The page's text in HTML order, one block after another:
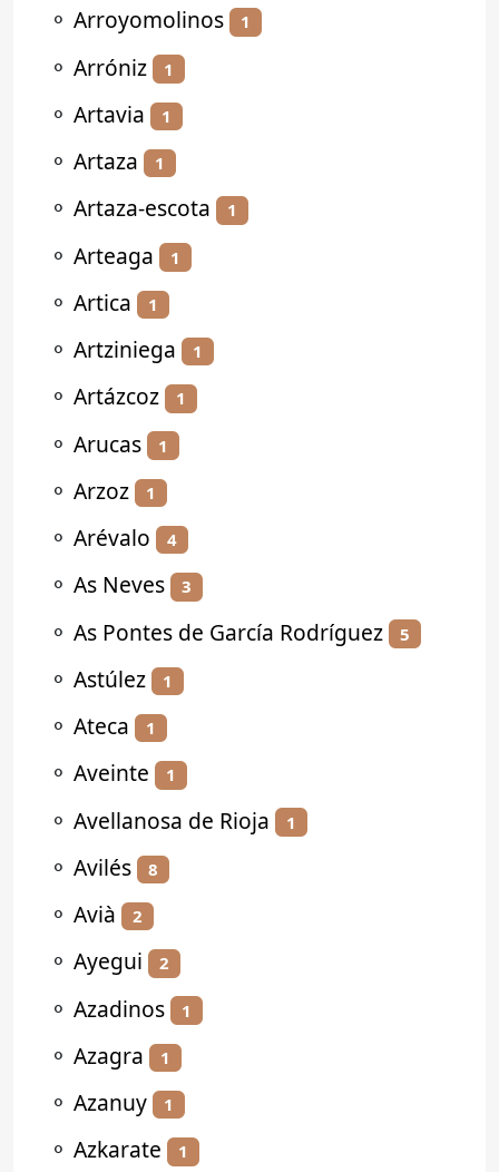
⚬ Arroyomolinos 1
⚬ Arróniz 1
⚬ Artavia 1
⚬ Artaza 1
⚬ Artaza-escota 1
⚬ Arteaga 1
⚬ Artica 1
⚬ Artziniega 1
⚬ Artázcoz 1
⚬ Arucas 1
⚬ Arzoz 1
⚬ Arévalo 4
⚬ As Neves 3
⚬ As Pontes de García Rodríguez 5
⚬ Astúlez 1
⚬ Ateca 1
⚬ Aveinte 1
⚬ Avellanosa de Rioja 1
⚬ Avilés 8
⚬ Avià 2
⚬ Ayegui 2
⚬ Azadinos 1
⚬ Azagra 1
⚬ Azanuy 1
⚬ Azkarate 1